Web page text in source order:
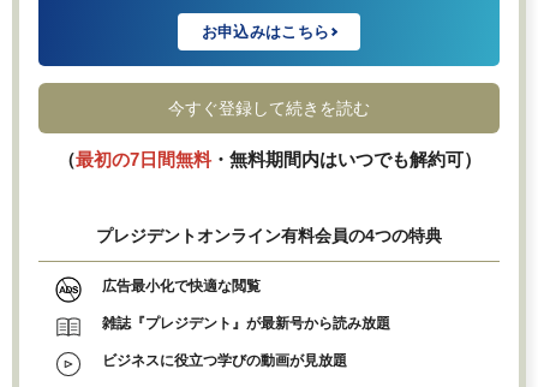
お申込みはこちら
今すぐ登録して続きを読む
（最初の7日間無料・無料期間内はいつでも解約可）
プレジデントオンライン有料会員の4つの特典
広告最小化で快適な閲覧
雑誌『プレジデント』が最新号から読み放題
ビジネスに役立つ学びの動画が見放題